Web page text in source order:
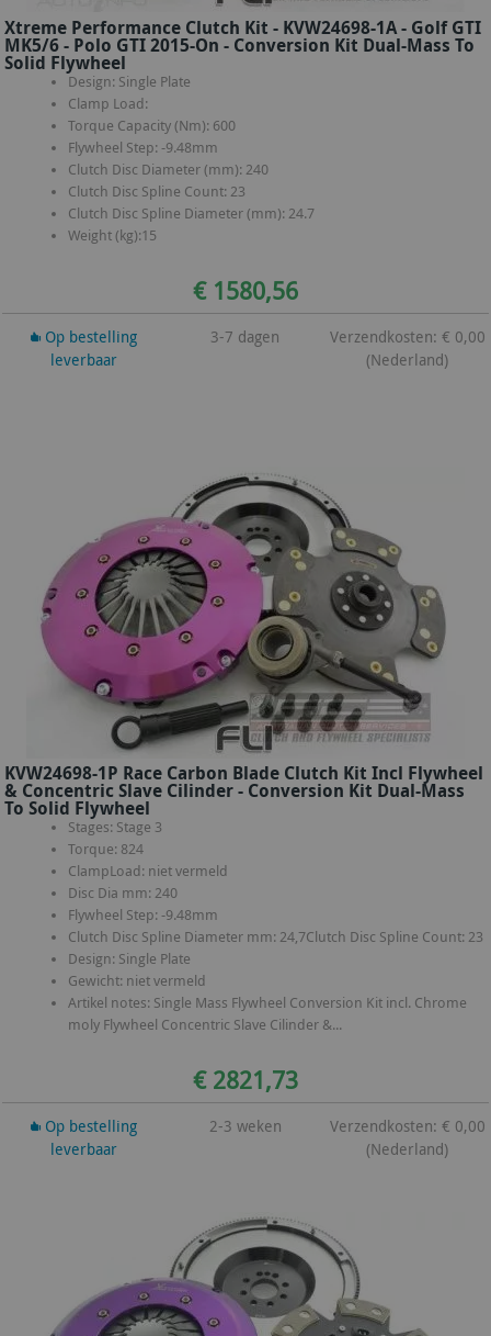
Xtreme Performance Clutch Kit - KVW24698-1A - Golf GTI
MK5/6 - Polo GTI 2015-On - Conversion Kit Dual-Mass To
Solid Flywheel
Design: Single Plate
Clamp Load:
Torque Capacity (Nm): 600
Flywheel Step: -9.48mm
Clutch Disc Diameter (mm): 240
Clutch Disc Spline Count: 23
Clutch Disc Spline Diameter (mm): 24.7
Weight (kg):15
€ 1580,56
Op bestelling
leverbaar
3-7 dagen
Verzendkosten: € 0,00
(Nederland)
KVW24698-1P Race Carbon Blade Clutch Kit Incl Flywheel
& Concentric Slave Cilinder - Conversion Kit Dual-Mass
To Solid Flywheel
Stages: Stage 3
Torque: 824
ClampLoad: niet vermeld
Disc Dia mm: 240
Flywheel Step: -9.48mm
Clutch Disc Spline Diameter mm: 24,7Clutch Disc Spline Count: 23
Design: Single Plate
Gewicht: niet vermeld
Artikel notes: Single Mass Flywheel Conversion Kit incl. Chrome
moly Flywheel Concentric Slave Cilinder &...
€ 2821,73
Op bestelling
leverbaar
2-3 weken
Verzendkosten: € 0,00
(Nederland)